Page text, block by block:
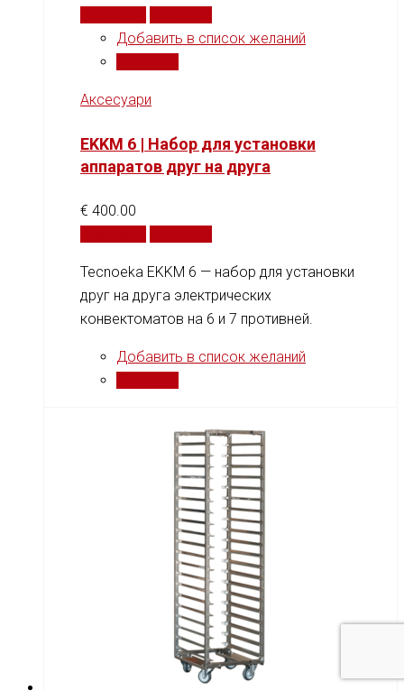
Добавить в список желаний
Аксесуари
EKKM 6 | Набор для установки
аппаратов друг на друга
€ 400.00
Tecnoeka EKKM 6 — набор для установки
друг на друга электрических
конвектоматов на 6 и 7 противней.
Добавить в список желаний